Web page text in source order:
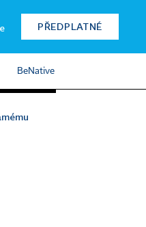
PŘEDPLATNÉ
BeNative